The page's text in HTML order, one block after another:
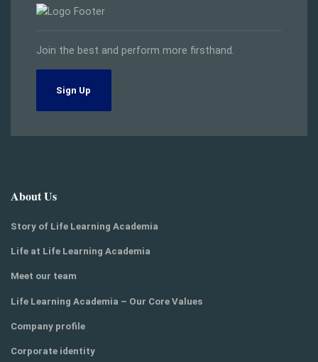
Join the best and perform more firsthand.
Sign Up
About Us
Story of Life Learning Academia
Life at Life Learning Academia
Meet our team
Life Learning Academia – Our Core Values
Company profile
Corporate identity